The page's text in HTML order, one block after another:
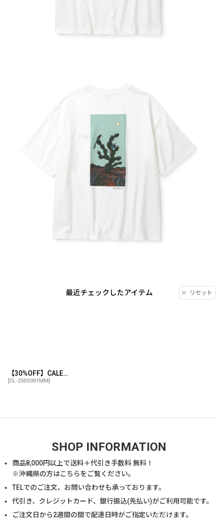
最近チェックしたアイテム リセット
【30%OFF】CALEE/× MIHO MURAKAMI DROP SHOULDER PRINT TEE（WHITE/B）［ドロップショルダープリントT-25春夏］
[CL-25SS001MM]
SHOP INFORMATION
商品8,000円以上で送料＋代引き手数料 無料！
※沖縄県の方はこちらをご覧ください。
TELでのご注文、お問い合わせも承っております。
代引き、クレジットカード、銀行振込(先払い)がご利用可能です。
ご注文日から2週間の間で配達日時がご指定いただけます。